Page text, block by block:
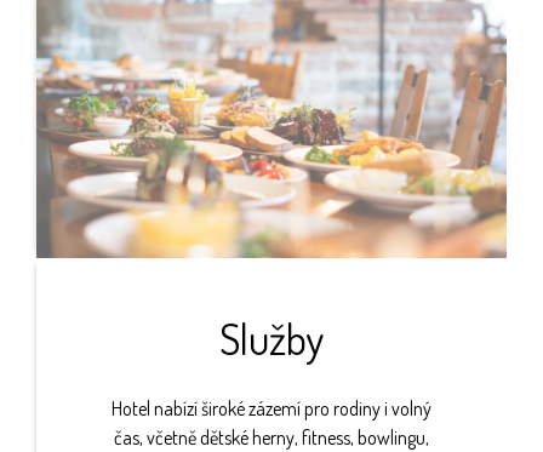
Služby
Hotel nabízí široké zázemí pro rodiny i volný
čas, včetně dětské herny, fitness, bowlingu,